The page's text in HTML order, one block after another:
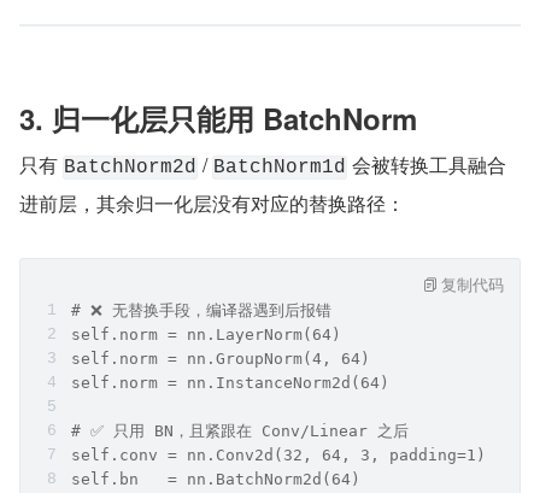
3. 归一化层只能用 BatchNorm
只有 BatchNorm2d / BatchNorm1d 会被转换工具融合
进前层，其余归一化层没有对应的替换路径：
# ❌ 无替换手段，编译器遇到后报错
self.norm = nn.LayerNorm(64)
self.norm = nn.GroupNorm(4, 64)
self.norm = nn.InstanceNorm2d(64)
# ✅ 只用 BN，且紧跟在 Conv/Linear 之后
self.conv = nn.Conv2d(32, 64, 3, padding=1)
self.bn   = nn.BatchNorm2d(64)
复制代码